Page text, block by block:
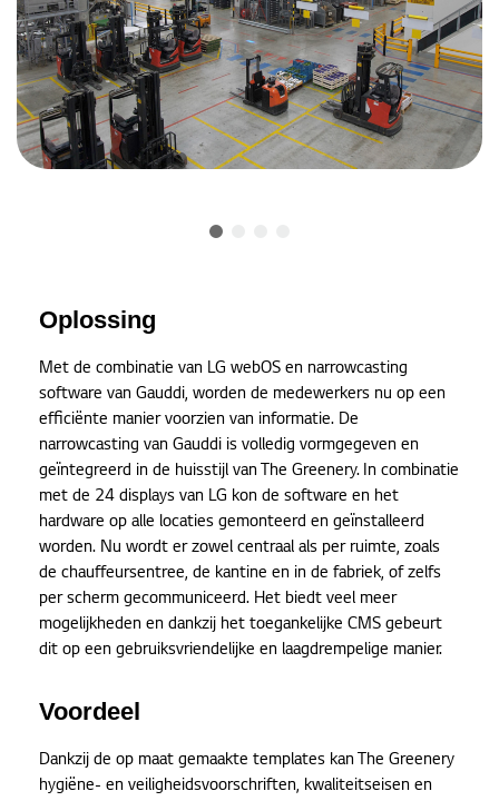
Oplossing
Met de combinatie van LG webOS en narrowcasting
software van Gauddi, worden de medewerkers nu op een
efficiënte manier voorzien van informatie. De
narrowcasting van Gauddi is volledig vormgegeven en
geïntegreerd in de huisstijl van The Greenery. In combinatie
met de 24 displays van LG kon de software en het
hardware op alle locaties gemonteerd en geïnstalleerd
worden. Nu wordt er zowel centraal als per ruimte, zoals
de chauffeursentree, de kantine en in de fabriek, of zelfs
per scherm gecommuniceerd. Het biedt veel meer
mogelijkheden en dankzij het toegankelijke CMS gebeurt
dit op een gebruiksvriendelijke en laagdrempelige manier.
Voordeel
Dankzij de op maat gemaakte templates kan The Greenery
hygiëne- en veiligheidsvoorschriften, kwaliteitseisen en